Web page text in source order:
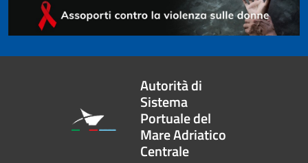
Autorità di
Sistema
Portuale del
Mare Adriatico
Centrale